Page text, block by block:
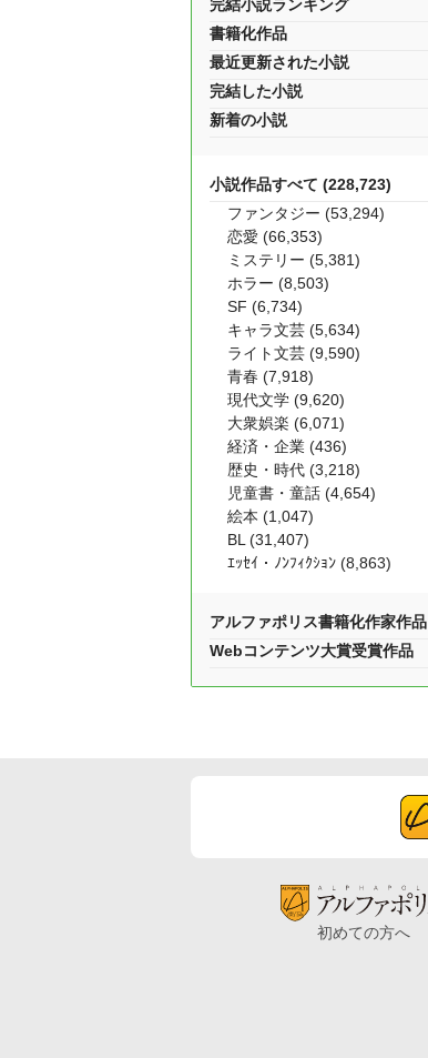
完結小説ランキング
書籍化作品
最近更新された小説
完結した小説
新着の小説
小説作品すべて (228,723)
ファンタジー (53,294)
恋愛 (66,353)
ミステリー (5,381)
ホラー (8,503)
SF (6,734)
キャラ文芸 (5,634)
ライト文芸 (9,590)
青春 (7,918)
現代文学 (9,620)
大衆娯楽 (6,071)
経済・企業 (436)
歴史・時代 (3,218)
児童書・童話 (4,654)
絵本 (1,047)
BL (31,407)
ｴｯｾｲ・ﾉﾝﾌｨｸｼｮﾝ (8,863)
アルファポリス書籍化作家作品
Webコンテンツ大賞受賞作品
初めての方へ